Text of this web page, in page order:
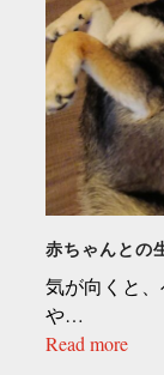
赤ちゃんとの
気が向くと
や…
Read more